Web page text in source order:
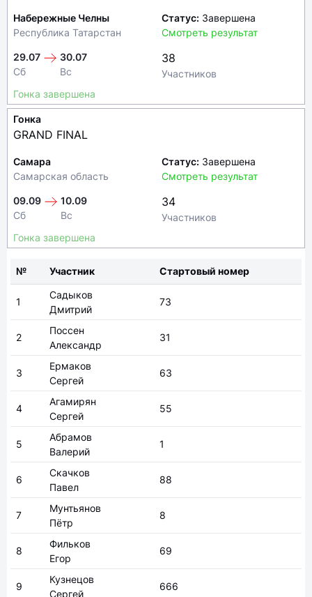
Набережные Челны
Республика Татарстан
Статус: Завершена
Смотреть результат
29.07
Сб
30.07
Вс
38
Участников
Гонка завершена
Гонка
GRAND FINAL
Самара
Самарская область
Статус: Завершена
Смотреть результат
09.09
Сб
10.09
Вс
34
Участников
Гонка завершена
№ Участник Стартовый номер
1
Садыков
Дмитрий
73
2
Поссен
Александр
31
3
Ермаков
Сергей
63
4
Агамирян
Сергей
55
5
Абрамов
Валерий
1
6
Скачков
Павел
88
7
Мунтьянов
Пётр
8
8
Фильков
Егор
69
9
Кузнецов
666